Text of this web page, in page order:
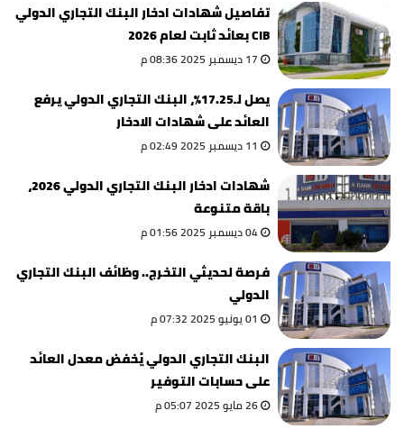
تفاصيل شهادات ادخار البنك التجاري الدولي
CIB بعائد ثابت لعام 2026
17 ديسمبر 2025 08:36 م
يصل لـ17.25%، البنك التجاري الدولي يرفع
العائد على شهادات الادخار
11 ديسمبر 2025 02:49 م
شهادات ادخار البنك التجاري الدولي 2026،
باقة متنوعة
04 ديسمبر 2025 01:56 م
فرصة لحديثي التخرج.. وظائف البنك التجاري
الدولي
01 يونيو 2025 07:32 م
البنك التجاري الدولي يُخفض معدل العائد
على حسابات التوفير
26 مايو 2025 05:07 م